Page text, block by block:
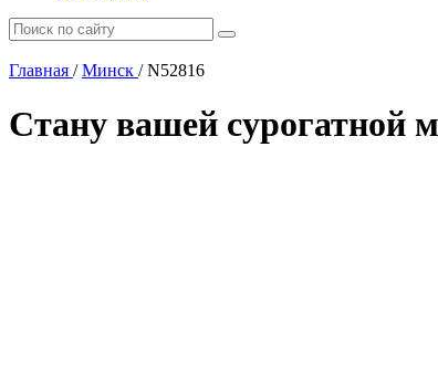
Главная / Минск /N52816
Стану вашей сурогатной